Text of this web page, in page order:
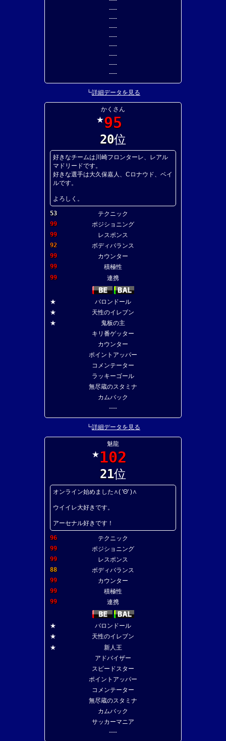
----
----
----
----
----
----
----
----
┗詳細データを見る
かくさん
★95
20位
好きなチームは川崎フロンターレ、レアル
マドリードです。
好きな選手は大久保嘉人、Cロナウド、ベイ
ルです。
よろしく。
53
テクニック
99
ポジショニング
99
レスポンス
92
ボディバランス
99
カウンター
99
積極性
99
連携
★
バロンドール
★
天性のイレブン
★
鬼板の主
キリ番ゲッター
カウンター
ポイントアッパー
コメンテーター
ラッキーゴール
無尽蔵のスタミナ
カムバック
----
┗詳細データを見る
魅龍
★102
21位
オンライン始めました∧( 'Θ' )∧
ウイイレ大好きです。
アーセナル好きです！
96
テクニック
99
ポジショニング
99
レスポンス
88
ボディバランス
99
カウンター
99
積極性
99
連携
★
バロンドール
★
天性のイレブン
★
新人王
アドバイザー
スピードスター
ポイントアッパー
コメンテーター
無尽蔵のスタミナ
カムバック
サッカーマニア
----